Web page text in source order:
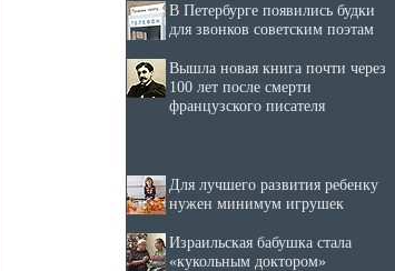
В Петербурге появились будки
для звонков советским поэтам
Вышла новая книга почти через
100 лет после смерти
французского писателя
Для лучшего развития ребенку
нужен минимум игрушек
Израильская бабушка стала
«кукольным доктором»